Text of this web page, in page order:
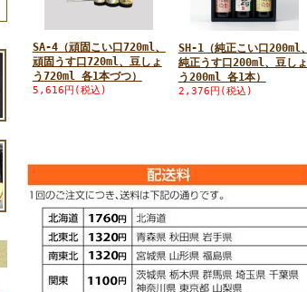
SA-4（頑固こい口720ml、
頑固うす口720ml、豆しょ
う720ml 各1本づつ）
5,616円(税込)
SH-1（純正こい口200ml、
純正うす口200ml、豆しょ
う200ml 各1本）
2,376円(税込)